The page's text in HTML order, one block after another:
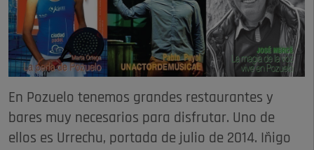
En Pozuelo tenemos grandes restaurantes y
bares muy necesarios para disfrutar. Uno de
ellos es Urrechu, portada de julio de 2014. Iñigo